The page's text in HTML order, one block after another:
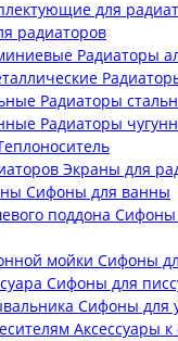
радиаторов
Радиаторы
Радиаторы
Радиаторы
Экраны для
Сифоны для ванны
Сифоны
Сифоны
Сифоны для
Сифоны для
Аксессуары